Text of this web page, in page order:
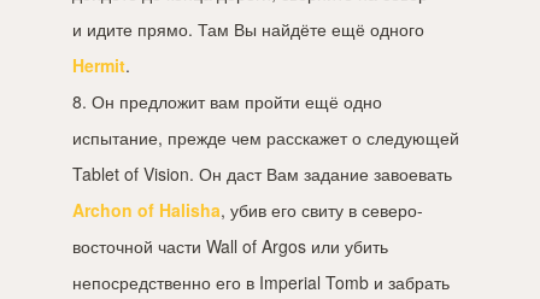
и идите прямо. Там Вы найдёте ещё одного
Hermit.
8. Он предложит вам пройти ещё одно
испытание, прежде чем расскажет о следующей
Tablet of Vision. Он даст Вам задание завоевать
Archon of Halisha, убив его свиту в северо-
восточной части Wall of Argos или убить
непосредственно его в Imperial Tomb и забрать